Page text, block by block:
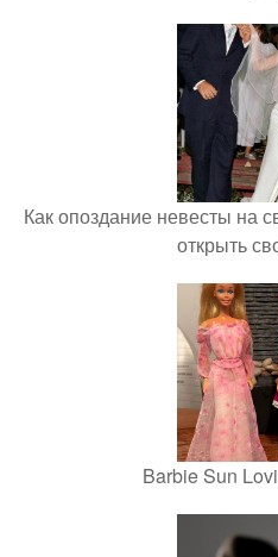
Как опоздание невесты на
открыть
Barbie Sun